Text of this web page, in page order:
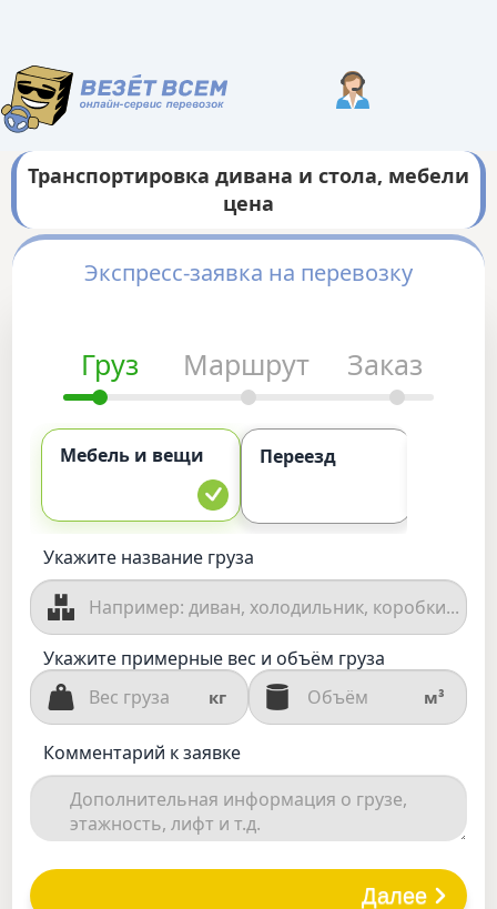
Транспортировка дивана и стола, мебели
цена
Экспресс-заявка на перевозку
Груз Маршрут Заказ
Мебель и вещи Переезд
Укажите название груза
Укажите примерные вес и объём груза
кг м³
Комментарий к заявке
Далее